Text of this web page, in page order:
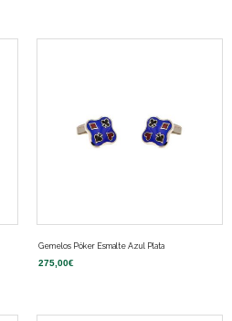
Gemelos Póker Esmalte Azul Plata
275,00€